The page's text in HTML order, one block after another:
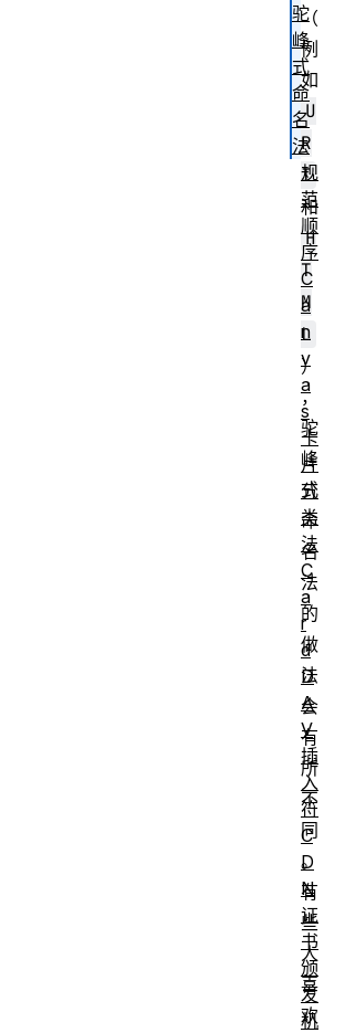
（
例
如
U
R
I
和
H
T
M
L
）
，
驼
峰
式
命
名
法
的
做
法
会
有
所
不
同
。
有
些
人
喜
欢
驼
峰
式
命
名
法
规
范
顺
序
C
a
n
v
a
s
卡
片
分
类
法
C
a
r
d
D
A
V
插
入
符
C
D
N
证
书
颁
发
机